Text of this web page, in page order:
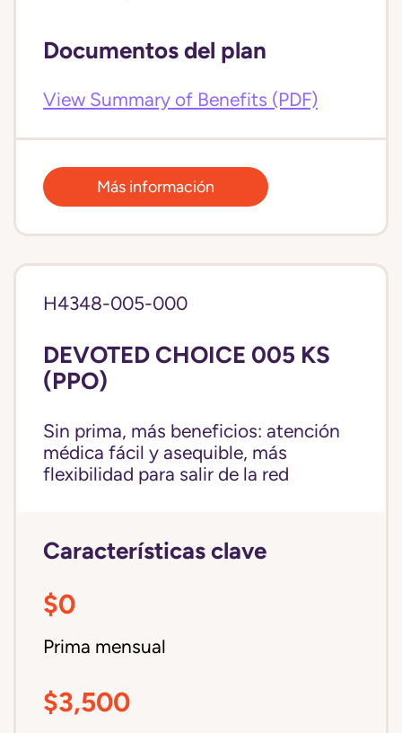
Documentos del plan
View Summary of Benefits (PDF)
Más información
H4348-005-000
DEVOTED CHOICE 005 KS
(PPO)
Sin prima, más beneficios: atención
médica fácil y asequible, más
flexibilidad para salir de la red
Características clave
$0
Prima mensual
$3,500